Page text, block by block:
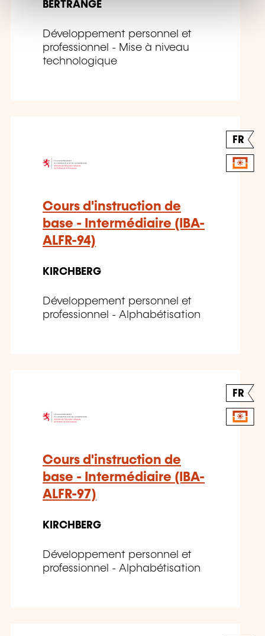
BERTRANGE
Développement personnel et
professionnel - Mise à niveau
technologique
FR
Cours d'instruction de
base - Intermédiaire (IBA-
ALFR-94)
KIRCHBERG
Développement personnel et
professionnel - Alphabétisation
FR
Cours d'instruction de
base - Intermédiaire (IBA-
ALFR-97)
KIRCHBERG
Développement personnel et
professionnel - Alphabétisation